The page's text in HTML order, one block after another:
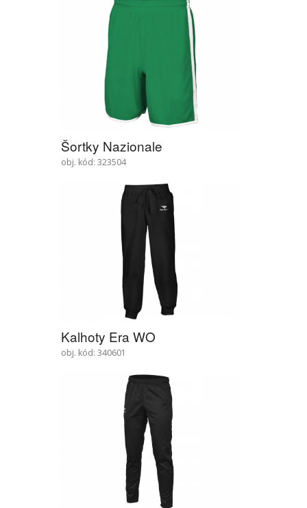
Šortky Nazionale
obj. kód: 323504
Kalhoty Era WO
obj. kód: 340601